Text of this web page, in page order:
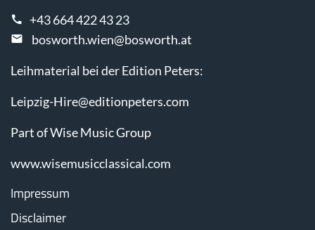
+43 664 422 43 23
bosworth.wien@bosworth.at
Leihmaterial bei der Edition Peters:
Leipzig-Hire@editionpeters.com
Part of Wise Music Group
www.wisemusicclassical.com
Impressum
Disclaimer